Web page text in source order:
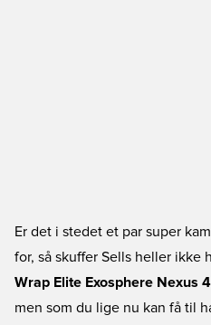
Er det i stedet et par super
for, så skuffer Sells heller ikke
Wrap Elite Exosphere Nexus 4
men som du lige nu kan få til